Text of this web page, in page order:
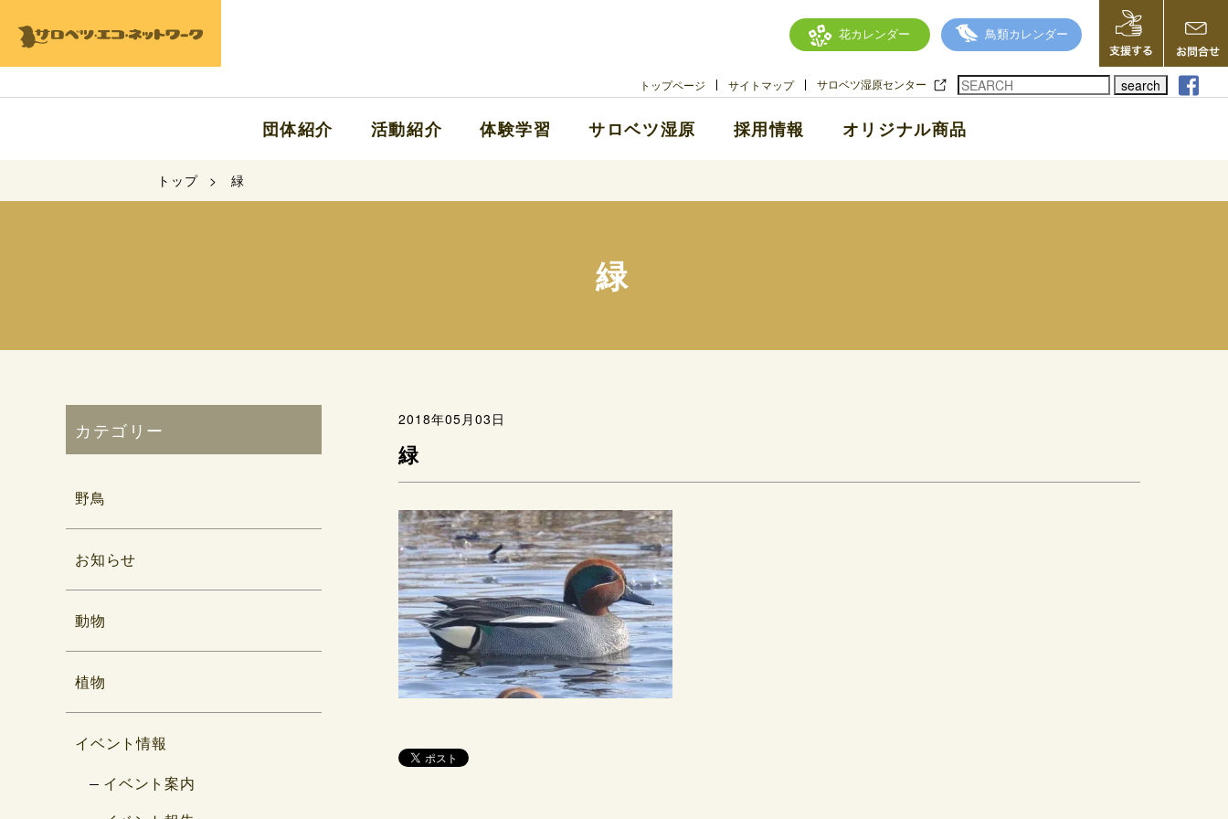
花カレンダー 鳥類カレンダー
トップページ サイトマップ サロベツ湿原センター search
団体紹介 活動紹介 体験学習 サロベツ湿原 採用情報 オリジナル商品
トップ 緑
緑
2018年05月03日
緑
カテゴリー
野鳥
お知らせ
動物
植物
イベント情報
イベント案内